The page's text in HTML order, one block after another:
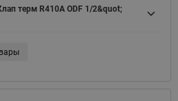
терм R410A ODF 1/2&quot;